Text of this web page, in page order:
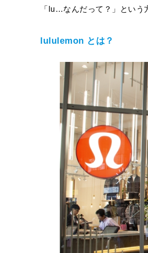
「lu…なんだって？」という
lululemon とは？